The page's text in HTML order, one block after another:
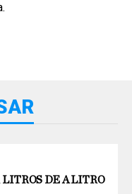
DE A LITRO